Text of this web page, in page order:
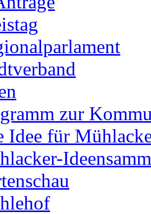
zur
Idee für